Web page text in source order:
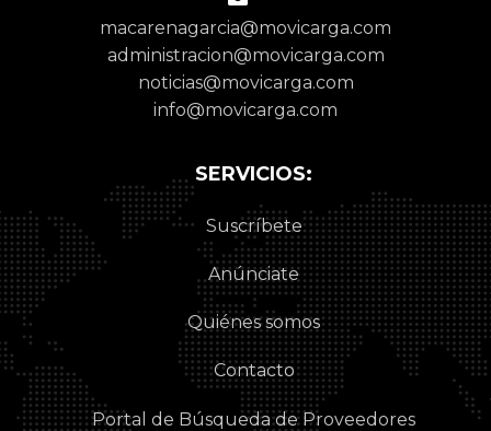
macarenagarcia@movicarga.com
administracion@movicarga.com
noticias@movicarga.com
info@movicarga.com
SERVICIOS:
Suscríbete
Anúnciate
Quiénes somos
Contacto
Portal de Búsqueda de Proveedores